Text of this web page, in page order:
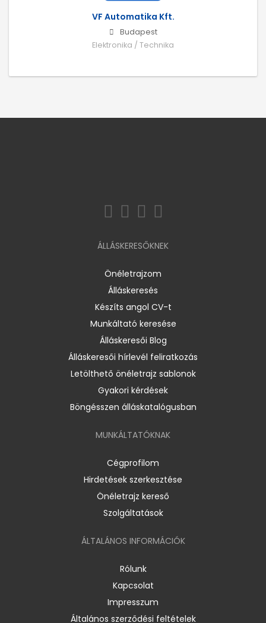
VF Automatika Kft.
Budapest
Elektronika / Technika
ÁLLÁSKERESŐKNEK
Önéletrajzom
Álláskeresés
Készíts angol CV-t
Munkáltató keresése
Álláskeresői Blog
Álláskeresői hírlevél feliratkozás
Letölthető önéletrajz sablonok
Gyakori kérdések
Böngésszen álláskatalógusban
MUNKÁLTATÓKNAK
Cégprofilom
Hirdetések szerkesztése
Önéletrajz kereső
Szolgáltatások
ÁLTALÁNOS INFORMÁCIÓK
Rólunk
Kapcsolat
Impresszum
Általános szerződési feltételek